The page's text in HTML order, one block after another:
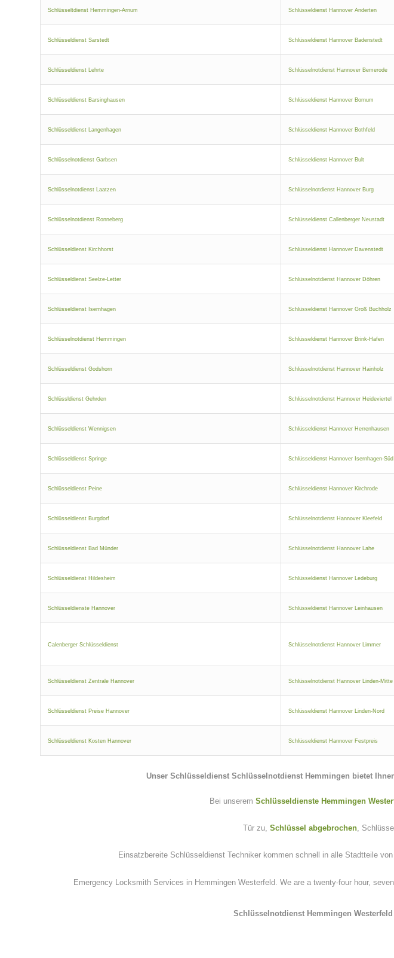
Schlüsseltdienst Hemmingen-Arnum Schlüsseldienst Hannover Anderten
Schlüsseldienst Sarstedt Schlüsseldienst Hannover Badenstedt
Schlüsseldienst Lehrte Schlüsselnotdienst Hannover Bemerode
Schlüsseldienst Barsinghausen Schlüsseldienst Hannover Bornum
Schlüsseldienst Langenhagen Schlüsseldienst Hannover Bothfeld
Schlüsselnotdienst Garbsen Schlüsseldienst Hannover Bult
Schlüsselnotdienst Laatzen Schlüsselnotdienst Hannover Burg
Schlüsselnotdienst Ronneberg Schlüsseldienst Callenberger Neustadt
Schlüsseldienst Kirchhorst Schlüsseldienst Hannover Davenstedt
Schlüsseldienst Seelze-Letter Schlüsselnotdienst Hannover Döhren
Schlüsseldienst Isernhagen Schlüsseldienst Hannover Groß Buchholz
Schlüsselnotdienst Hemmingen Schlüsseldienst Hannover Brink-Hafen
Schlüsseldienst Godshorn Schlüsselnotdienst Hannover Hainholz
Schlüssldienst Gehrden Schlüsselnotdienst Hannover Heidevierte
Schlüsseldienst Wennigsen Schlüsseldienst Hannover Herrenhausen
Schlüsseldienst Springe Schlüsseldienst Hannover Isernhagen-Süd
Schlüsseldienst Peine Schlüsseldienst Hannover Kirchrode
Schlüsseldienst Burgdorf Schlüsselnotdienst Hannover Kleefeld
Schlüsseldienst Bad Münder Schlüsselnotdienst Hannover Lahe
Schlüsseldienst Hildesheim Schlüsseldienst Hannover Ledeburg
Schlüsseldienste Hannover Schlüsseldienst Hannover Leinhausen
Calenberger Schlüsseldienst Schlüsselnotdienst Hannover Limmer
Schlüsseldienst Zentrale Hannover Schlüsselnotdienst Hannover Linden-Mitte
Schlüsseldienst Preise Hannover Schlüsseldienst Hannover Linden-Nord
Schlüsseldienst Kosten Hannover Schlüsseldienst Hannover Festpreis
Unser Schlüsseldienst Schlüsselnotdienst Hemmingen bietet
Bei unserem Schlüsseldienste Hemmingen
Tür zu, Schlüssel abgebrochen,
Einsatzbereite Schlüsseldienst Techniker kommen schnell in alle Stadtteile
Emergency Locksmith Services in Hemmingen Westerfeld. We are a twenty-four hour,
Schlüsselnotdienst Hemmingen